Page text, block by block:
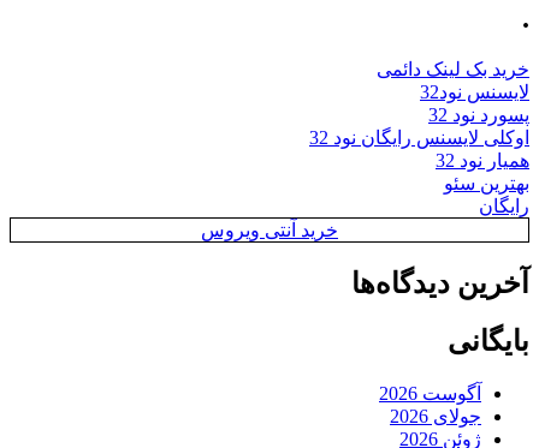
.
خرید بک لینک دائمی
لایسنس نود32
پسورد نود 32
اوکلی لایسنس رایگان نود 32
همیار نود 32
بهترین سئو
رایگان
خرید آنتی ویروس
آخرین دیدگاه‌ها
بایگانی
آگوست 2026
جولای 2026
ژوئن 2026